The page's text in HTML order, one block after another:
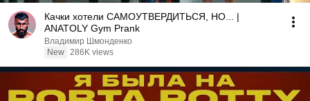
Качки хотели САМОУТВЕРДИТЬСЯ, НО... |
ANATOLY Gym Prank
Владимир Шмонденко
New 286K views